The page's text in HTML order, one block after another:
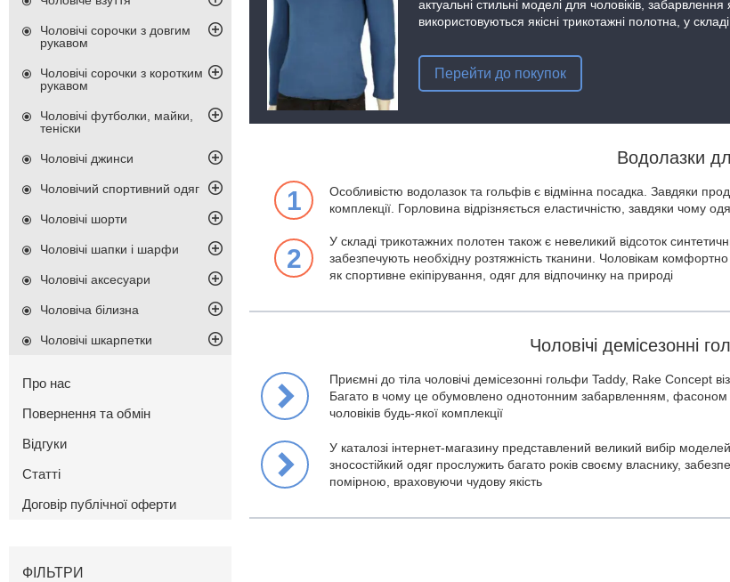
актуальні стильні моделі для чоловіків,
використовуються якісні трикотажні полотна, у
Перейти до покупок
Водолазки
1
Особливістю водолазок та гольфів є відмінна посадка. Завдяки
комплекції. Горловина відрізняється еластичністю, завдяки чому
2
У складі трикотажних полотен також є невеликий відсоток
забезпечують необхідну розтяжність тканини. Чоловікам
як спортивне екіпірування, одяг для відпочинку на природі
Чоловічі демісезонні
Приємні до тіла чоловічі демісезонні гольфи Taddy, Rake Concept
Багато в чому це обумовлено однотонним забарвленням,
чоловіків будь-якої комплекції
У каталозі інтернет-магазину представлений великий вибір
зносостійкий одяг прослужить багато років своєму власнику,
помірною, враховуючи чудову якість
Чоловічі сорочки з довгим
рукавом
Чоловічі сорочки з коротким
рукавом
Чоловічі футболки, майки,
теніски
Чоловічі джинси
Чоловічий спортивний одяг
Чоловічі шорти
Чоловічі шапки і шарфи
Чоловічі аксесуари
Чоловіча білизна
Чоловічі шкарпетки
Про нас
Повернення та обмін
Відгуки
Статті
Договір публічної оферти
ФІЛЬТРИ